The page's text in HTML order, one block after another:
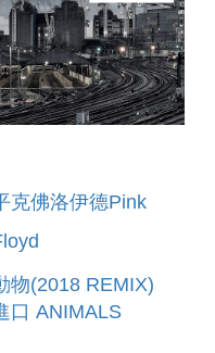
克佛洛伊德Pink
物(2018 REMIX)
口 ANIMALS